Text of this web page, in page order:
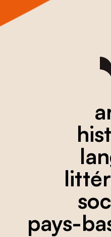
pays-